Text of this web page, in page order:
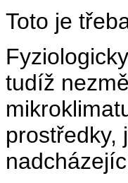
Toto je
tudíž
prostředky,